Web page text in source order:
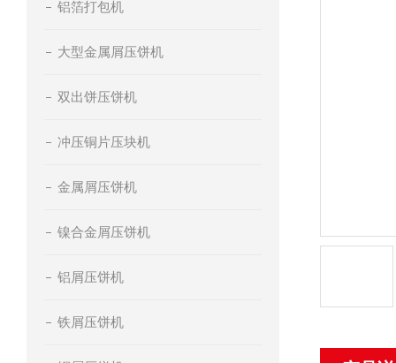
铝箔打包机
大型金属屑压饼机
双出饼压饼机
冲压铜片压块机
金属屑压饼机
镍合金屑压饼机
铝屑压饼机
铁屑压饼机